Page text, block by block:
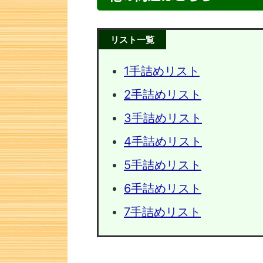
リスト一覧
1手詰めリスト
2手詰めリスト
3手詰めリスト
4手詰めリスト
5手詰めリスト
6手詰めリスト
7手詰めリスト
次の一手問題・12